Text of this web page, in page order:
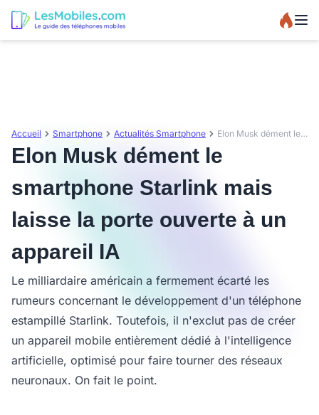
Accueil Smartphone Actualités Smartphone Elon Musk dément le smartphone Starlink mais laisse la porte ouverte à un appareil IA
Elon Musk dément le
smartphone Starlink mais
laisse la porte ouverte à un
appareil IA
Le milliardaire américain a fermement écarté les
rumeurs concernant le développement d'un téléphone
estampillé Starlink. Toutefois, il n'exclut pas de créer
un appareil mobile entièrement dédié à l'intelligence
artificielle, optimisé pour faire tourner des réseaux
neuronaux. On fait le point.